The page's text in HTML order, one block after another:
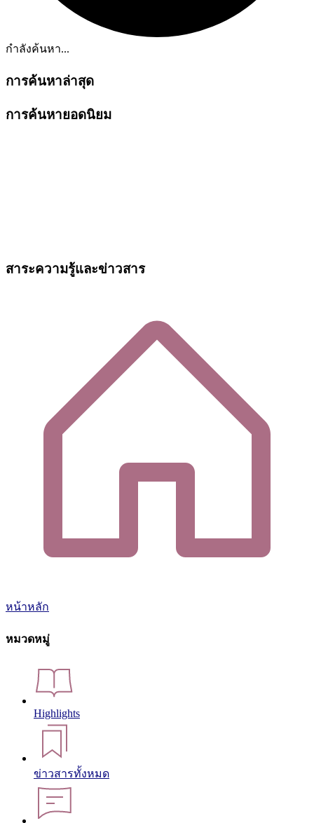
กำลังค้นหา...
การค้นหาล่าสุด
การค้นหายอดนิยม
สาระความรู้และข่าวสาร
หน้าหลัก
หมวดหมู่
Highlights
ข่าวสารทั้งหมด